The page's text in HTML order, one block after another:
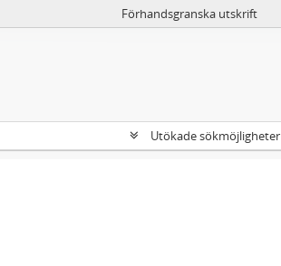
Förhandsgranska utskrift
Utökade sökmöjligheter